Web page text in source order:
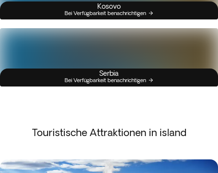
Kosovo
Bei Verfügbarkeit benachrichtigen
Serbia
Bei Verfügbarkeit benachrichtigen
Touristische Attraktionen in island